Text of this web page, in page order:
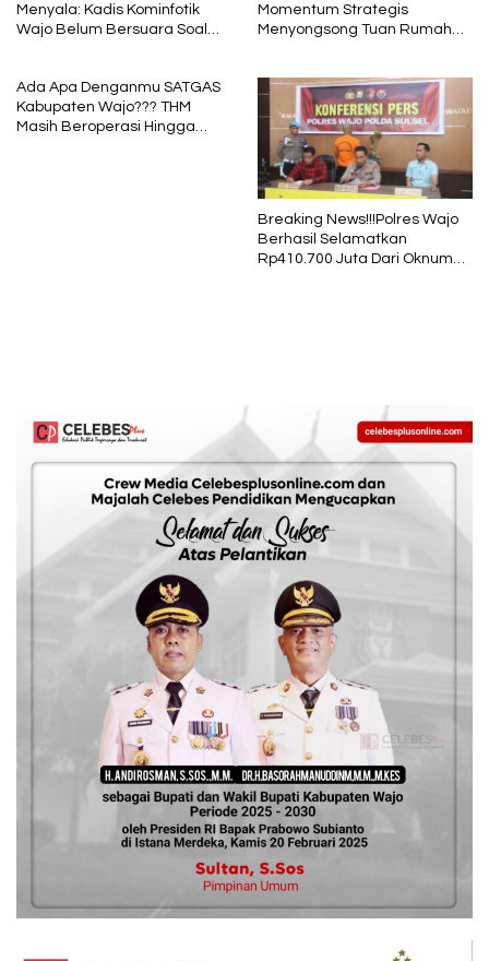
Menyala: Kadis Kominfotik
Wajo Belum Bersuara Soal
Momentum Strategis
Menyongsong Tuan Rumah
Ada Apa Denganmu SATGAS
Kabupaten Wajo??? THM
Masih Beroperasi Hingga
Breaking News!!!Polres Wajo
Berhasil Selamatkan
Rp410.700 Juta Dari Oknum